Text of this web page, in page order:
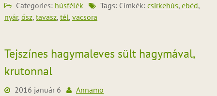
Categories: húsfélék Tags: Címkék: csirkehús, ebéd,
nyár, ősz, tavasz, tél, vacsora
Tejszínes hagymaleves sült hagymával,
krutonnal
2016 január 6 Annamo